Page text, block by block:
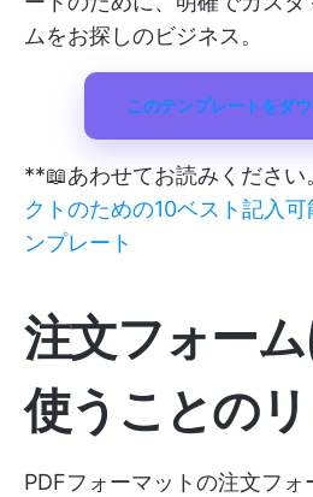
ムをお探しのビジネス。
このテンプレートをダ
**📖あわせてお読みください
クトのための10ベスト記入
ンプレート
注文フォー
使うことのリ
PDFフォーマットの注文フ